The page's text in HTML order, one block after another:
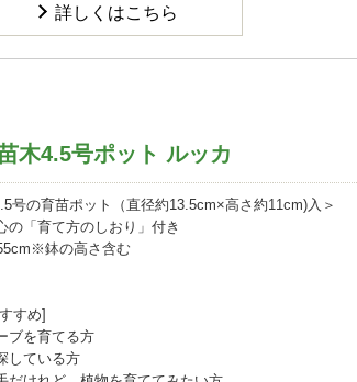
詳しくはこちら
木4.5号ポット ルッカ
号の育苗ポット（直径約13.5cm×高さ約11cm)入＞
て方のしおり」付き
鉢の高さ含む
すめ]
ブを育てる方
している方